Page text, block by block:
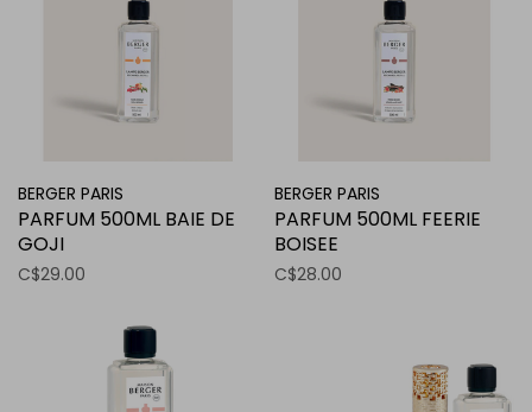
BERGER PARIS
PARFUM 500ML BAIE DE
GOJI
C$29.00
BERGER PARIS
PARFUM 500ML FEERIE
BOISEE
C$28.00